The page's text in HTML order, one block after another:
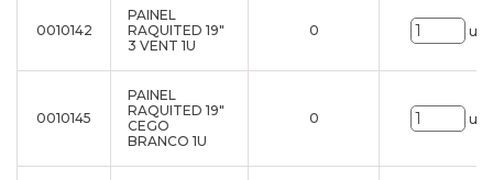
0010142
PAINEL
RAQUITED 19"
3 VENT 1U
0
0010145
PAINEL
RAQUITED 19"
CEGO
BRANCO 1U
0